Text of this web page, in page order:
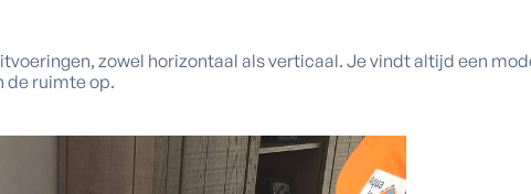
zowel horizontaal als verticaal. Je vindt altijd een
de ruimte op.